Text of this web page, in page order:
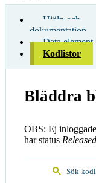
Hjälp och
dokumentation
Data element
Kodlistor
Bläddra
OBS: Ej
har status Released
Sök